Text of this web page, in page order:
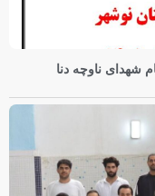
شهدای ناوچه دنا